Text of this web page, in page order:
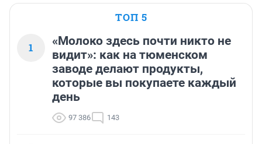
ТОП 5
1
«Молоко здесь почти никто не
видит»: как на тюменском
заводе делают продукты,
которые вы покупаете каждый
день
97 386 143